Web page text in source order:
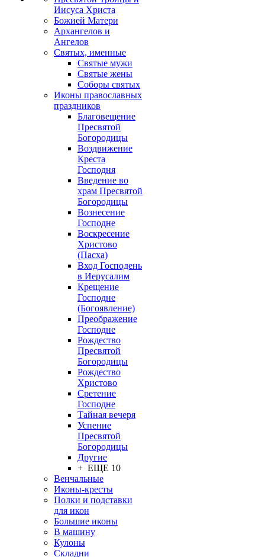
Иисуса Христа
Божией Матери
Архангелов и
Ангелов
Святых, именные
Святые мужи
Святые жены
Соборы святых
Иконы православных
праздников
Благовещение
Пресвятой
Богородицы
Воздвижение
Креста
Господня
Введение во
храм Пресвятой
Богородицы
Вознесение
Господне
Воскресение
Христово
(Пасха)
Вход Господень
в Иерусалим
Крещение
Господне
(Богоявление)
Преображение
Господне
Рождество
Пресвятой
Богородицы
Рождество
Христово
Сретение
Господне
Тайная вечеря
Успение
Пресвятой
Богородицы
Другие
+ ЕЩЕ 10
Венчальные
Иконы-кресты
Полки и подставки
для икон
Большие иконы
В машину
Кулоны
Складни